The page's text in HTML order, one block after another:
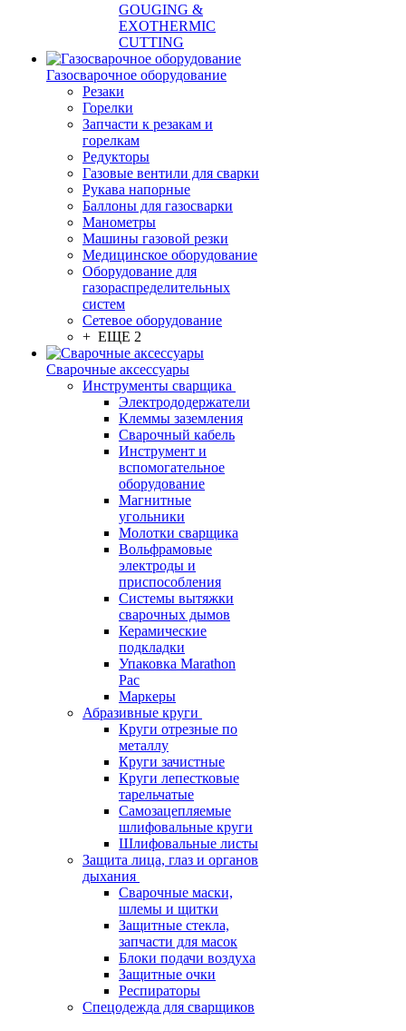
GOUGING &
EXOTHERMIC
CUTTING
Газосварочное оборудование
Резаки
Горелки
Запчасти к резакам и
горелкам
Редукторы
Газовые вентили для сварки
Рукава напорные
Баллоны для газосварки
Манометры
Машины газовой резки
Медицинское оборудование
Оборудование для
газораспределительных
систем
Сетевое оборудование
+ ЕЩЕ 2
Сварочные аксессуары
Инструменты сварщика
Электрододержатели
Клеммы заземления
Сварочный кабель
Инструмент и
вспомогательное
оборудование
Магнитные
угольники
Молотки сварщика
Вольфрамовые
электроды и
приспособления
Системы вытяжки
сварочных дымов
Керамические
подкладки
Упаковка Marathon
Pac
Маркеры
Абразивные круги
Круги отрезные по
металлу
Круги зачистные
Круги лепестковые
тарельчатые
Самозацепляемые
шлифовальные круги
Шлифовальные листы
Защита лица, глаз и органов
дыхания
Сварочные маски,
шлемы и щитки
Защитные стекла,
запчасти для масок
Блоки подачи воздуха
Защитные очки
Респираторы
Спецодежда для сварщиков